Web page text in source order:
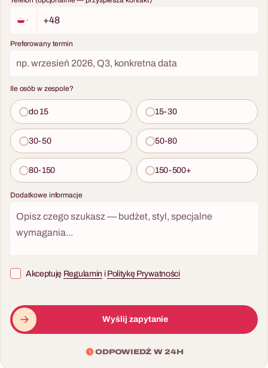
Preferowany termin
Ile osób w zespole?
do 15 15-30
30-50 50-80
80-150 150-500+
Dodatkowe informacje
Akceptuję Regulamin i Politykę Prywatności
Wyślij zapytanie
ODPOWIEDŹ W 24H